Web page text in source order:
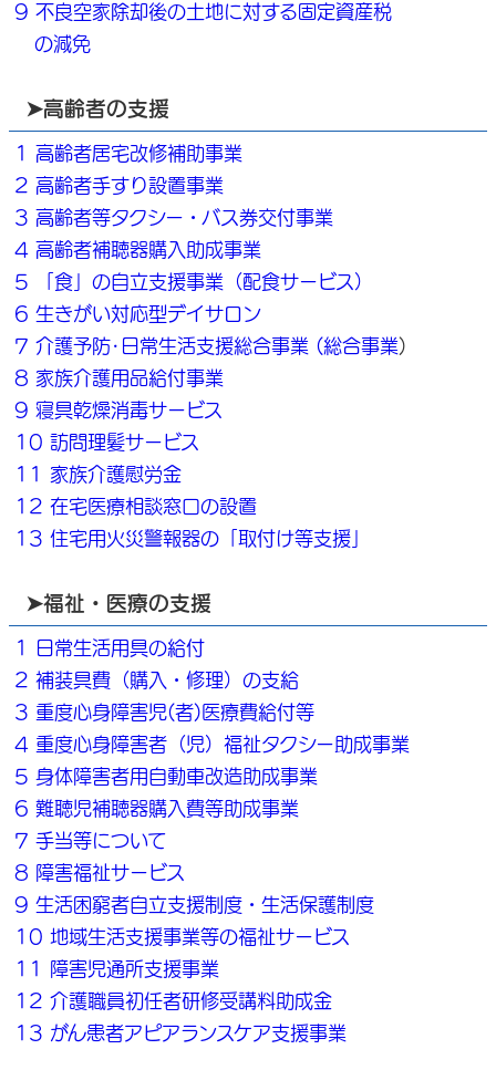
9 不良空家除却後の土地に対する固定資産税
の減免
➤高齢者の支援
1 高齢者居宅改修補助事業
2 高齢者手すり設置事業
3 高齢者等タクシー・バス券交付事業
4 高齢者補聴器購入助成事業
5 「食」の自立支援事業（配食サービス）
6 生きがい対応型デイサロン
7 介護予防･日常生活支援総合事業 (総合事業)
8 家族介護用品給付事業
9 寝具乾燥消毒サービス
10 訪問理髪サービス
11 家族介護慰労金
12 在宅医療相談窓口の設置
13 住宅用火災警報器の「取付け等支援」
➤福祉・医療の支援
1 日常生活用具の給付
2 補装具費（購入・修理）の支給
3 重度心身障害児(者)医療費給付等
4 重度心身障害者（児）福祉タクシー助成事業
5 身体障害者用自動車改造助成事業
6 難聴児補聴器購入費等助成事業
7 手当等について
8 障害福祉サービス
9 生活困窮者自立支援制度・生活保護制度
10 地域生活支援事業等の福祉サービス
11 障害児通所支援事業
12 介護職員初任者研修受講料助成金
13 がん患者アピアランスケア支援事業